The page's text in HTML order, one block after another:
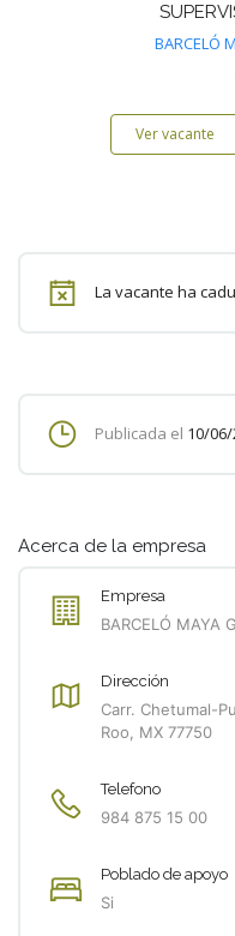
BARCELÓ
Ver vacante
La vacante ha
Publicada el 10/
Acerca de la empresa
Empresa
BARCELÓ MAYA
Dirección
Carr. Chetumal-
Roo, MX 77750
Telefono
984 875 15 00
Poblado de apoyo
Si